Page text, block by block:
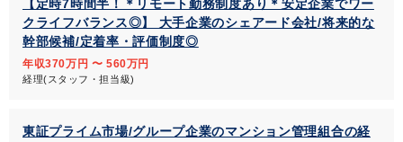
【定時7時間半！＊リモート勤務制度あり＊安定企業でワー
クライフバランス◎】 大手企業のシェアード会社/将来的な
幹部候補/定着率・評価制度◎
年収370万円 〜 560万円
経理(スタッフ・担当級)
東証プライム市場/グループ企業のマンション管理組合の経